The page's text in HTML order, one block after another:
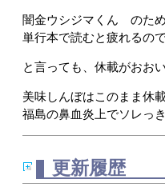
闇金ウシジマくん のため
単行本で読むと疲れるの
と言っても、休載がおお
美味しんぼはこのまま休
福島の鼻血炎上でソレっ
更新履歴